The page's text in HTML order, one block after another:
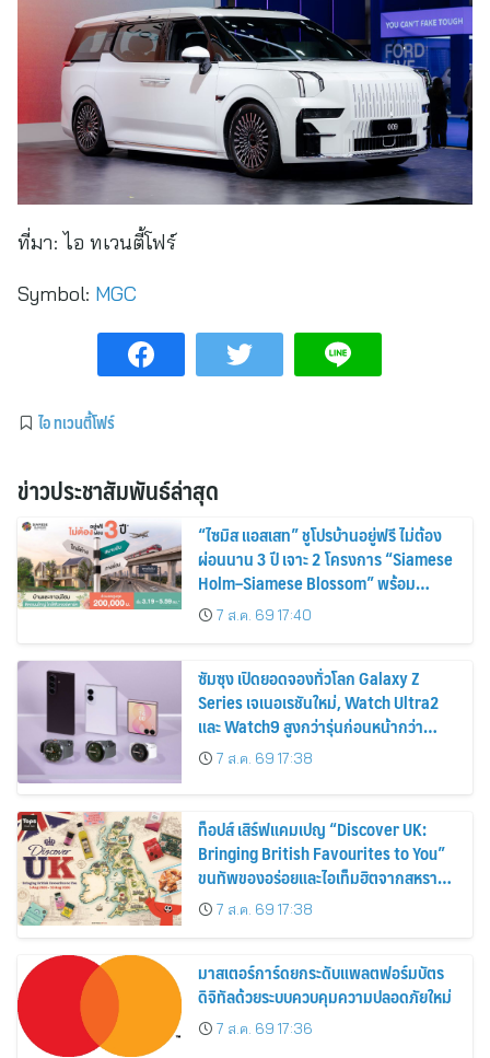
ที่มา: ไอ ทเวนตี้โฟร์
Symbol: MGC
ไอ ทเวนตี้โฟร์
ข่าวประชาสัมพันธ์ล่าสุด
“ไซมิส แอสเสท” ชูโปรบ้านอยู่ฟรี ไม่ต้อง
ผ่อนนาน 3 ปี เจาะ 2 โครงการ “Siamese
Holm–Siamese Blossom” พร้อม
ส่วนลดและสิทธิพิเศษถึง 31 สิงหาคม
2569
7 ส.ค. 69 17:40
ซัมซุง เปิดยอดจองทั่วโลก Galaxy Z
Series เจเนอเรชันใหม่, Watch Ultra2
และ Watch9 สูงกว่ารุ่นก่อนหน้ากว่า
30%7 ส.ค. 69 17:38
ท็อปส์ เสิร์ฟแคมเปญ “Discover UK:
Bringing British Favourites to You”
ขนทัพของอร่อยและไอเท็มฮิตจากสหราช
อาณาจักร ส่งตรงถึงมือตั้งแต่วันนี้ – 18
สิงหาคมนี้
7 ส.ค. 69 17:38
มาสเตอร์การ์ดยกระดับแพลตฟอร์มบัตร
ดิจิทัลด้วยระบบควบคุมความปลอดภัยใหม่
7 ส.ค. 69 17:36